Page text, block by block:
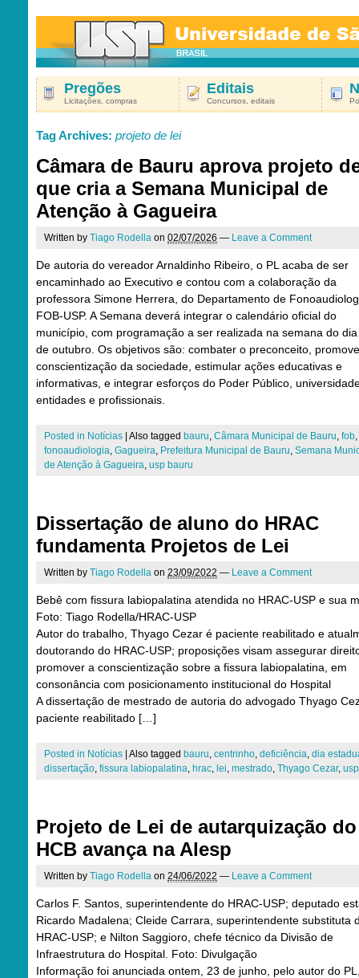
Pregões
Licitações, compras
Editais
Concursos, editais
Tag Archives: projeto de lei
Câmara de Bauru aprova projeto
que cria a Semana Municipal de
Atenção à Gagueira
Written by Tiago Rodella on 02/07/2026 — Leave a Comment
De autoria do vereador Arnaldinho Ribeiro, o PL acaba de ser
encaminhado ao Executivo e contou com a colaboração da
professora Simone Herrera, do Departamento de
FOB-USP. A Semana deverá integrar o calendário oficial do
município, com programação a ser realizada na semana do
de outubro. Os objetivos são: combater o preconceito,
conscientização da sociedade, estimular ações educativas e
informativas, e integrar esforços do Poder Público,
entidades e profissionais.
Posted in Notícias Also tagged bauru, Câmara Municipal de Bauru, fob,
fonoaudiologia, Gagueira, Prefeitura Municipal de Bauru, Semana
de Atenção à Gagueira, usp bauru
Dissertação de aluno do HRAC
fundamenta Projetos de Lei
Written by Tiago Rodella on 23/09/2022 — Leave a Comment
Bebê com fissura labiopalatina atendida no HRAC-USP e sua
Foto: Tiago Rodella/HRAC-USP
Autor do trabalho, Thyago Cezar é paciente reabilitado e
doutorando do HRAC-USP; proposições visam assegurar
promover a conscientização sobre a fissura labiopalatina, em
consonância com posicionamento institucional do Hospital
A dissertação de mestrado de autoria do advogado Thyago
paciente reabilitado […]
Posted in Notícias Also tagged bauru, centrinho, deficiência, dia
dissertação, fissura labiopalatina, hrac, lei, mestrado, Thyago Cezar, usp
Projeto de Lei de autarquização do
HCB avança na Alesp
Written by Tiago Rodella on 24/06/2022 — Leave a Comment
Carlos F. Santos, superintendente do HRAC-USP; deputado
Ricardo Madalena; Cleide Carrara, superintendente substituta
HRAC-USP; e Nilton Saggioro, chefe técnico da Divisão de
Infraestrutura do Hospital. Foto: Divulgação
Informação foi anunciada ontem, 23 de junho, pelo autor do